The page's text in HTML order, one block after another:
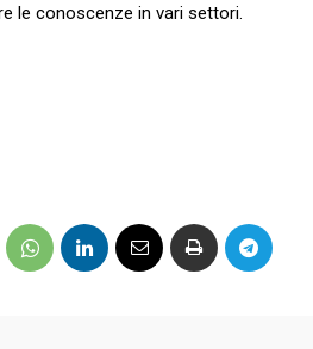
le conoscenze in vari settori.